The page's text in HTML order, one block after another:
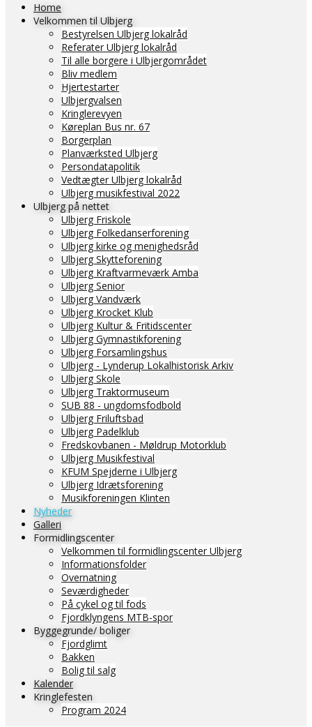
Home
Velkommen til Ulbjerg
Bestyrelsen Ulbjerg lokalråd
Referater Ulbjerg lokalråd
Til alle borgere i Ulbjergområdet
Bliv medlem
Hjertestarter
Ulbjergvalsen
Kringlerevyen
Køreplan Bus nr. 67
Borgerplan
Planværksted Ulbjerg
Persondatapolitik
Vedtægter Ulbjerg lokalråd
Ulbjerg musikfestival 2022
Ulbjerg på nettet
Ulbjerg Friskole
Ulbjerg Folkedanserforening
Ulbjerg kirke og menighedsråd
Ulbjerg Skytteforening
Ulbjerg Kraftvarmeværk Amba
Ulbjerg Senior
Ulbjerg Vandværk
Ulbjerg Krocket Klub
Ulbjerg Kultur & Fritidscenter
Ulbjerg Gymnastikforening
Ulbjerg Forsamlingshus
Ulbjerg - Lynderup Lokalhistorisk Arkiv
Ulbjerg Skole
Ulbjerg Traktormuseum
SUB 88 - ungdomsfodbold
Ulbjerg Friluftsbad
Ulbjerg Padelklub
Fredskovbanen - Møldrup Motorklub
Ulbjerg Musikfestival
KFUM Spejderne i Ulbjerg
Ulbjerg Idrætsforening
Musikforeningen Klinten
Nyheder
Galleri
Formidlingscenter
Velkommen til formidlingscenter Ulbjerg
Informationsfolder
Overnatning
Seværdigheder
På cykel og til fods
Fjordklyngens MTB-spor
Byggegrunde/ boliger
Fjordglimt
Bakken
Bolig til salg
Kalender
Kringlefesten
Program 2024